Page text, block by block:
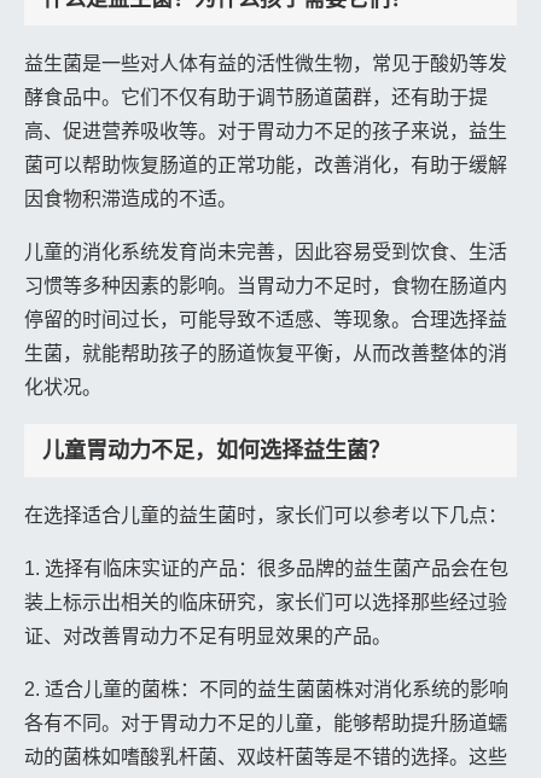
益生菌是一些对人体有益的活性微生物，常见于酸奶等发
酵食品中。它们不仅有助于调节肠道菌群，还有助于提
高、促进营养吸收等。对于胃动力不足的孩子来说，益生
菌可以帮助恢复肠道的正常功能，改善消化，有助于缓解
因食物积滞造成的不适。
儿童的消化系统发育尚未完善，因此容易受到饮食、生活
习惯等多种因素的影响。当胃动力不足时，食物在肠道内
停留的时间过长，可能导致不适感、等现象。合理选择益
生菌，就能帮助孩子的肠道恢复平衡，从而改善整体的消
化状况。
儿童胃动力不足，如何选择益生菌？
在选择适合儿童的益生菌时，家长们可以参考以下几点：
1. 选择有临床实证的产品：很多品牌的益生菌产品会在包
装上标示出相关的临床研究，家长们可以选择那些经过验
证、对改善胃动力不足有明显效果的产品。
2. 适合儿童的菌株：不同的益生菌菌株对消化系统的影响
各有不同。对于胃动力不足的儿童，能够帮助提升肠道蠕
动的菌株如嗜酸乳杆菌、双歧杆菌等是不错的选择。这些